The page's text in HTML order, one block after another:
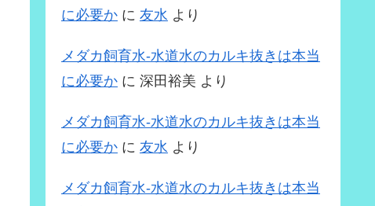
に必要か に 友水 より
メダカ飼育水-水道水のカルキ抜きは本当
に必要か に 深田裕美 より
メダカ飼育水-水道水のカルキ抜きは本当
に必要か に 友水 より
メダカ飼育水-水道水のカルキ抜きは本当